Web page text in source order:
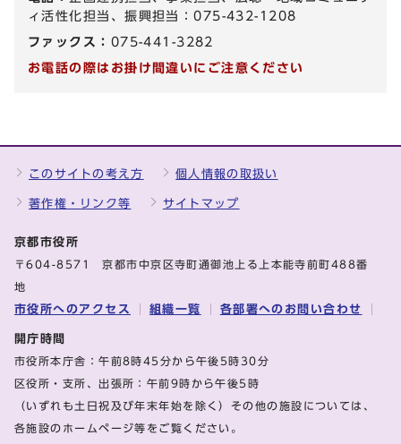
ィ活性化担当、振興担当：075-432-1208
ファックス： 075-441-3282
お電話の際はお掛け間違いにご注意ください
このサイトの考え方 個人情報の取扱い
著作権・リンク等 サイトマップ
京都市役所
〒604-8571 京都市中京区寺町通御池上る上本能寺前町488番
地
市役所へのアクセス 組織一覧 各部署へのお問い合わせ
開庁時間
市役所本庁舎：午前8時45分から午後5時30分
区役所・支所、出張所：午前9時から午後5時
（いずれも土日祝及び年末年始を除く）その他の施設については、
各施設のホームページ等をご覧ください。